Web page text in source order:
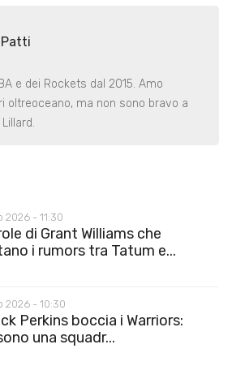
e dei Rockets dal 2015. Amo
oltreoceano, ma non sono bravo a
2026 - 11:30
di Grant Williams che
i rumors tra Tatum e...
2026 - 10:30
Perkins boccia i Warriors:
una squadr...